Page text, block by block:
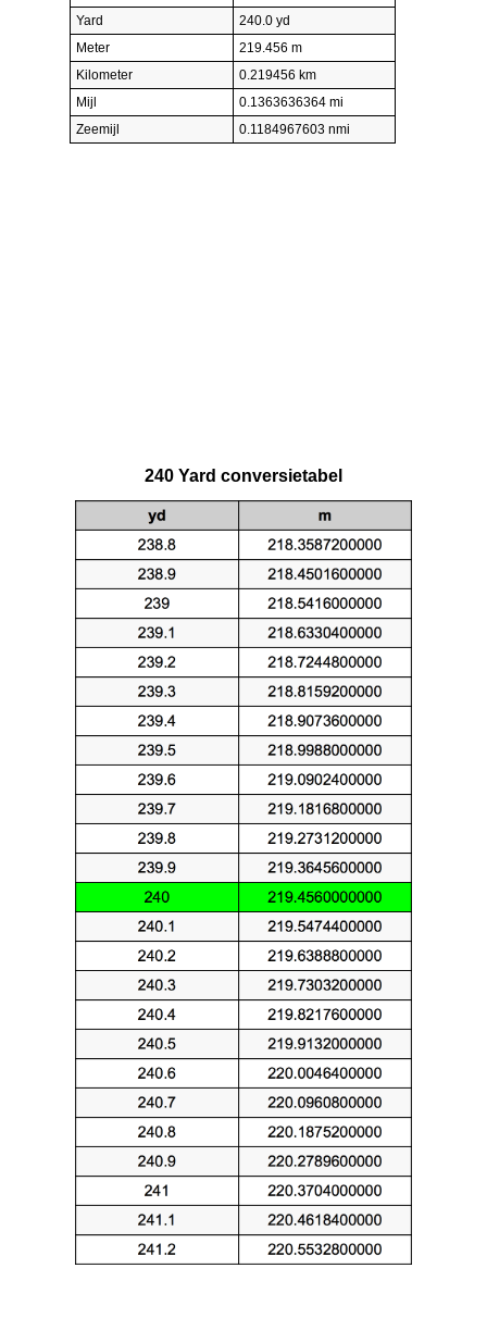
Yard
240.0 yd
Meter
219.456 m
Kilometer
0.219456 km
Mijl
0.1363636364 mi
Zeemijl
0.1184967603 nmi
240 Yard conversietabel